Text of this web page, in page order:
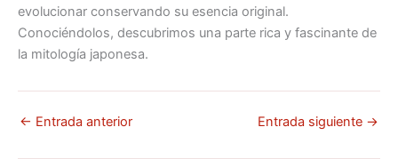
evolucionar conservando su esencia original.
Conociéndolos, descubrimos una parte rica y fascinante de
la mitología japonesa.
← Entrada anterior Entrada siguiente →